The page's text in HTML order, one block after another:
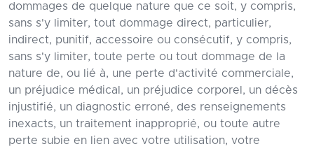
dommages de quelque nature que ce soit, y compris,
sans s'y limiter, tout dommage direct, particulier,
indirect, punitif, accessoire ou consécutif, y compris,
sans s'y limiter, toute perte ou tout dommage de la
nature de, ou lié à, une perte d'activité commerciale,
un préjudice médical, un préjudice corporel, un décès
injustifié, un diagnostic erroné, des renseignements
inexacts, un traitement inapproprié, ou toute autre
perte subie en lien avec votre utilisation, votre